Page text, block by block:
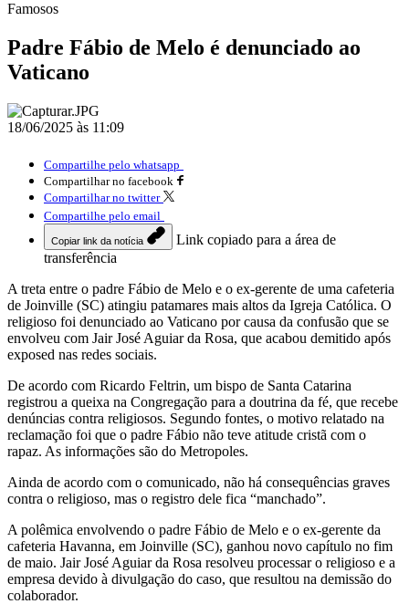
Famosos
Padre Fábio de Melo é denunciado ao
Vaticano
18/06/2025 às 11:09
Compartilhe pelo whatsapp
Compartilhar no facebook
Compartilhar no twitter
Compartilhe pelo email
Copiar link da notícia
Link copiado para a área de
transferência
A treta entre o padre Fábio de Melo e o ex-gerente de uma cafeteria
de Joinville (SC) atingiu patamares mais altos da Igreja Católica. O
religioso foi denunciado ao Vaticano por causa da confusão que se
envolveu com Jair José Aguiar da Rosa, que acabou demitido após
exposed nas redes sociais.
De acordo com Ricardo Feltrin, um bispo de Santa Catarina
registrou a queixa na Congregação para a doutrina da fé, que recebe
denúncias contra religiosos. Segundo fontes, o motivo relatado na
reclamação foi que o padre Fábio não teve atitude cristã com o
rapaz. As informações são do Metropoles.
Ainda de acordo com o comunicado, não há consequências graves
contra o religioso, mas o registro dele fica “manchado”.
A polêmica envolvendo o padre Fábio de Melo e o ex-gerente da
cafeteria Havanna, em Joinville (SC), ganhou novo capítulo no fim
de maio. Jair José Aguiar da Rosa resolveu processar o religioso e a
empresa devido à divulgação do caso, que resultou na demissão do
colaborador.